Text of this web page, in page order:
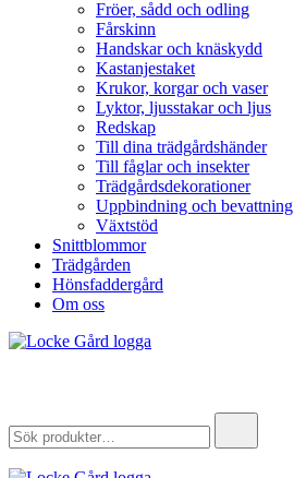
Fröer, sådd och odling
Fårskinn
Handskar och knäskydd
Kastanjestaket
Krukor, korgar och vaser
Lyktor, ljusstakar och ljus
Redskap
Till dina trädgårdshänder
Till fåglar och insekter
Trädgårdsdekorationer
Uppbindning och bevattning
Växtstöd
Snittblommor
Trädgården
Hönsfaddergård
Om oss
for: